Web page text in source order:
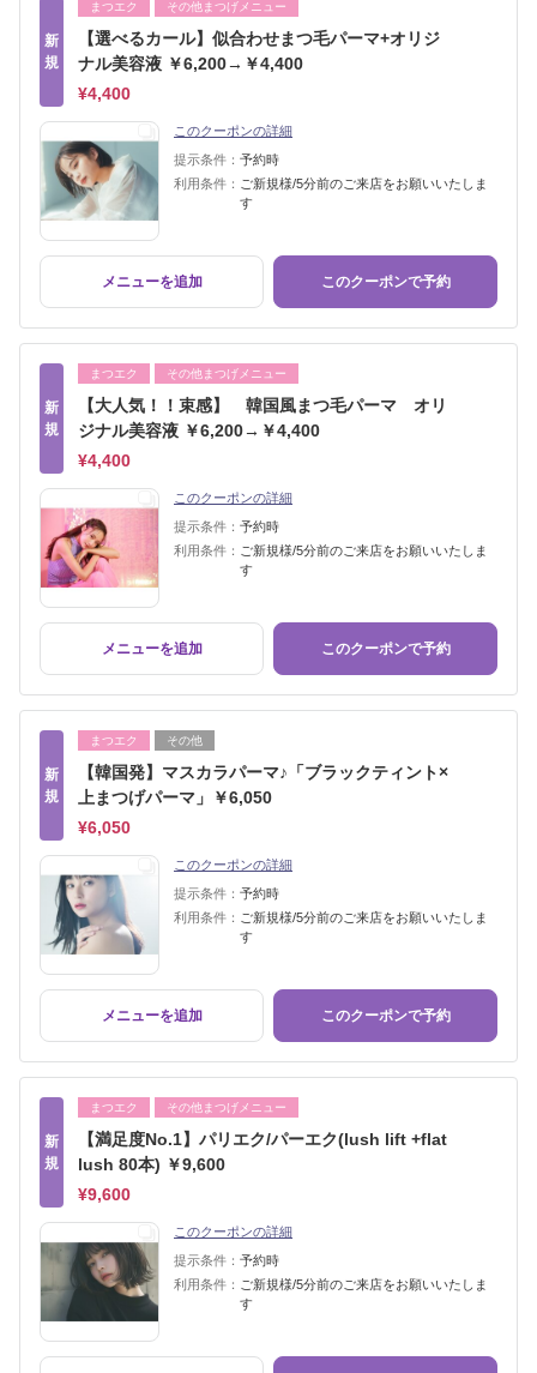
新
規
まつエク その他まつげメニュー
【選べるカール】似合わせまつ毛パーマ+オリジ
ナル美容液 ￥6,200→￥4,400
¥4,400
このクーポンの詳細
提示条件： 予約時
利用条件： ご新規様/5分前のご来店をお願いいたしま
す
メニューを追加 このクーポンで予約
新
規
まつエク その他まつげメニュー
【大人気！！束感】 韓国風まつ毛パーマ オリ
ジナル美容液 ￥6,200→￥4,400
¥4,400
このクーポンの詳細
提示条件： 予約時
利用条件： ご新規様/5分前のご来店をお願いいたしま
す
メニューを追加 このクーポンで予約
新
規
まつエク その他
【韓国発】マスカラパーマ♪「ブラックティント×
上まつげパーマ」￥6,050
¥6,050
このクーポンの詳細
提示条件： 予約時
利用条件： ご新規様/5分前のご来店をお願いいたしま
す
メニューを追加 このクーポンで予約
新
規
まつエク その他まつげメニュー
【満足度No.1】パリエク/パーエク(lush lift +flat
lush 80本) ￥9,600
¥9,600
このクーポンの詳細
提示条件： 予約時
利用条件： ご新規様/5分前のご来店をお願いいたしま
す